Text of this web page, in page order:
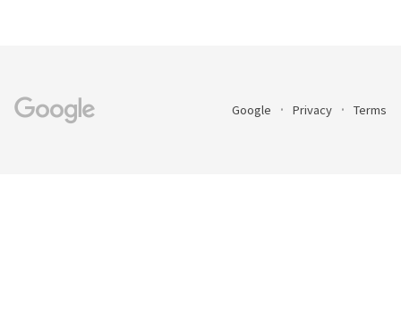
Google Privacy Terms